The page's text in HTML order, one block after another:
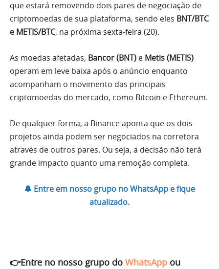
que estará removendo dois pares de negociação de
criptomoedas de sua plataforma, sendo eles BNT/BTC
e METIS/BTC, na próxima sexta-feira (20).
As moedas afetadas, Bancor (BNT) e Metis (METIS)
operam em leve baixa após o anúncio enquanto
acompanham o movimento das principais
criptomoedas do mercado, como Bitcoin e Ethereum.
De qualquer forma, a Binance aponta que os dois
projetos ainda podem ser negociados na corretora
através de outros pares. Ou seja, a decisão não terá
grande impacto quanto uma remoção completa.
🔔 Entre em nosso grupo no WhatsApp e fique
atualizado.
👉Entre no nosso grupo do WhatsApp ou